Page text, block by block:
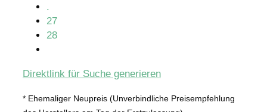
.
27
28
Direktlink für Suche generieren
* Ehemaliger Neupreis (Unverbindliche Preisempfehlung